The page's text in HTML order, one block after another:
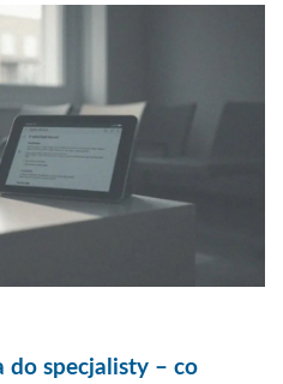
do specjalisty – co